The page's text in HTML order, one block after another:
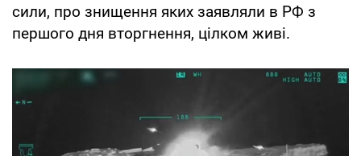
сили, про знищення яких заявляли в РФ з
першого дня вторгнення, цілком живі.